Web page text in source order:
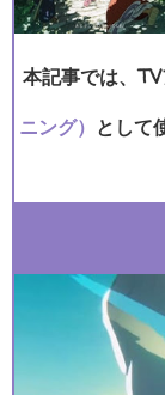
本記事では、
ニング） として